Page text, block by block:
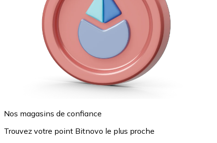
Nos magasins de confiance
Trouvez votre point Bitnovo le plus proche